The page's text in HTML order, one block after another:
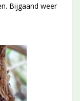
Bijgaand weer